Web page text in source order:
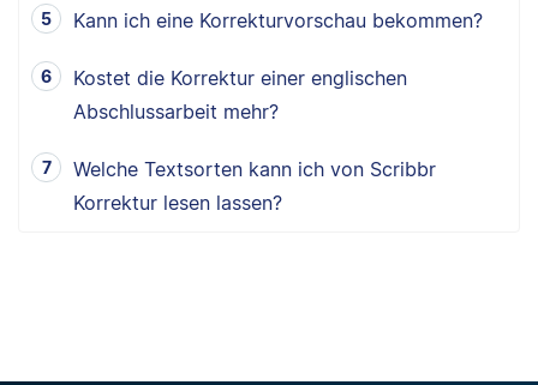
Kann ich eine Korrekturvorschau bekommen?
Kostet die Korrektur einer englischen
Abschlussarbeit mehr?
Welche Textsorten kann ich von Scribbr
Korrektur lesen lassen?